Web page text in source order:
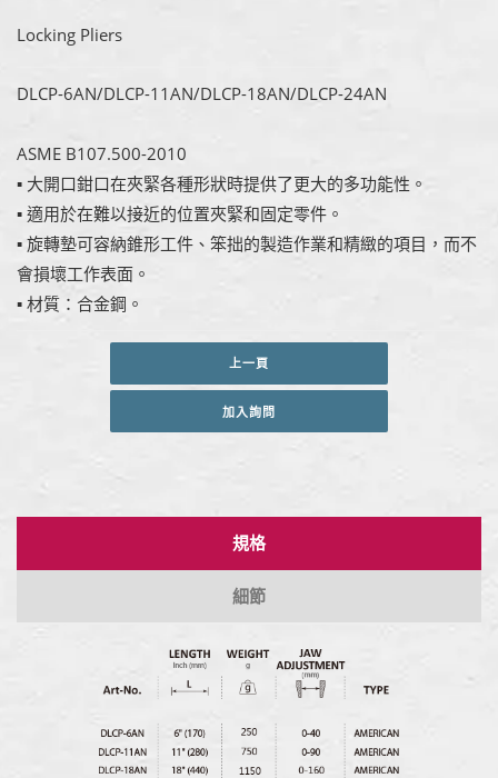
Locking Pliers
DLCP-6AN/DLCP-11AN/DLCP-18AN/DLCP-24AN
ASME B107.500-2010
▪ 大開口鉗口在夾緊各種形狀時提供了更大的多功能性。
▪ 適用於在難以接近的位置夾緊和固定零件。
▪ 旋轉墊可容納錐形工件、笨拙的製造作業和精緻的項目，而不
會損壞工作表面。
▪ 材質：合金鋼。
上一頁
加入詢問
規格
細節